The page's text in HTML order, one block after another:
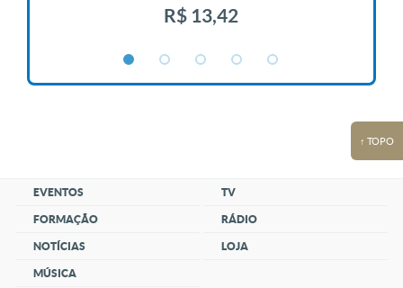
R$ 13,42
↑ TOPO
EVENTOS
FORMAÇÃO
NOTÍCIAS
MÚSICA
TV
RÁDIO
LOJA